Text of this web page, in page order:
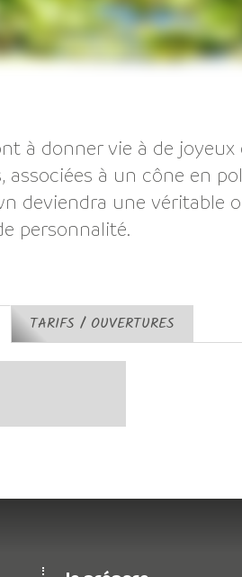
à donner vie à de joyeux
à un cône en
deviendra une véritable
personnalité.
TARIFS / OUVERTURES